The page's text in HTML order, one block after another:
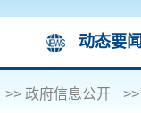
动态要闻
>> 政府信息公开 >>